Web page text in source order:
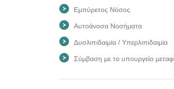
Εμπύρετος Νόσος
Αυτοάνοσα Νοσήματα
Δυσλιπιδαιμία / Υπερλιπιδαιμία
Σύμβαση με το υπουργείο